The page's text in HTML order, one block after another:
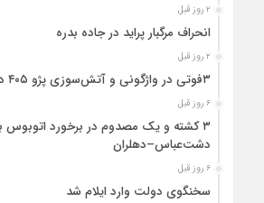
۲ روز قبل
انحراف مرگبار پراید در جاده بدره
۲ روز قبل
۳فوتی در واژگونی و آتش‌سوزی پژو ۴۰۵ در کمربندی شرقی ایلام
۶ روز قبل
دشت‌عباس–دهلران
۶ روز قبل
سخنگوی دولت وارد ایلام شد